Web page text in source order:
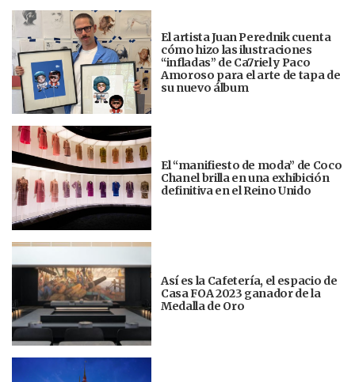
El artista Juan Perednik cuenta
cómo hizo las ilustraciones
“infladas” de Ca7riel y Paco
Amoroso para el arte de tapa de
su nuevo álbum
El “manifiesto de moda” de Coco
Chanel brilla en una exhibición
definitiva en el Reino Unido
Así es la Cafetería, el espacio de
Casa FOA 2023 ganador de la
Medalla de Oro